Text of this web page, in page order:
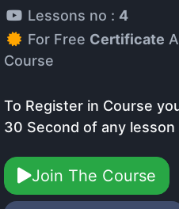
Lessons no : 4
For Free Certificate
Course
To Register in Course
30 Second of any lesson
Join The Course